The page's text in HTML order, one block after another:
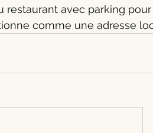
restaurant avec parking
comme une adresse